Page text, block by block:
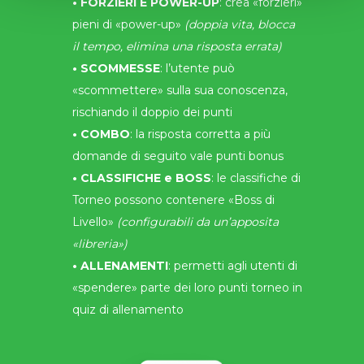
pieni di «power-up» (doppia vita, blocca
il tempo, elimina una risposta errata)
• SCOMMESSE: l’utente può
«scommettere» sulla sua conoscenza,
rischiando il doppio dei punti
• COMBO: la risposta corretta a più
domande di seguito vale punti bonus
• CLASSIFICHE e BOSS: le classifiche di
Torneo possono contenere «Boss di
Livello» (configurabili da un’apposita
«libreria»)
• ALLENAMENTI: permetti agli utenti di
«spendere» parte dei loro punti torneo in
quiz di allenamento